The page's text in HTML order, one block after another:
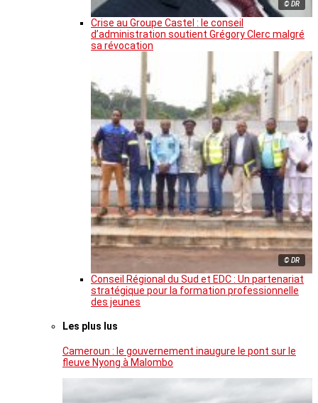
© DR
Crise au Groupe Castel : le conseil
d’administration soutient Grégory Clerc malgré
sa révocation
© DR
Conseil Régional du Sud et EDC : Un partenariat
stratégique pour la formation professionnelle
des jeunes
Les plus lus
Cameroun : le gouvernement inaugure le pont sur le
fleuve Nyong à Malombo